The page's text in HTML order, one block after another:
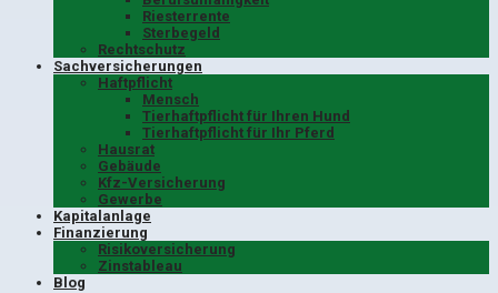
Riesterrente
Sterbegeld
Rechtschutz
Sachversicherungen
Haftpflicht
Mensch
Tierhaftpflicht für Ihren Hund
Tierhaftpflicht für Ihr Pferd
Hausrat
Gebäude
Kfz-Versicherung
Gewerbe
Kapitalanlage
Finanzierung
Risikoversicherung
Zinstableau
Blog